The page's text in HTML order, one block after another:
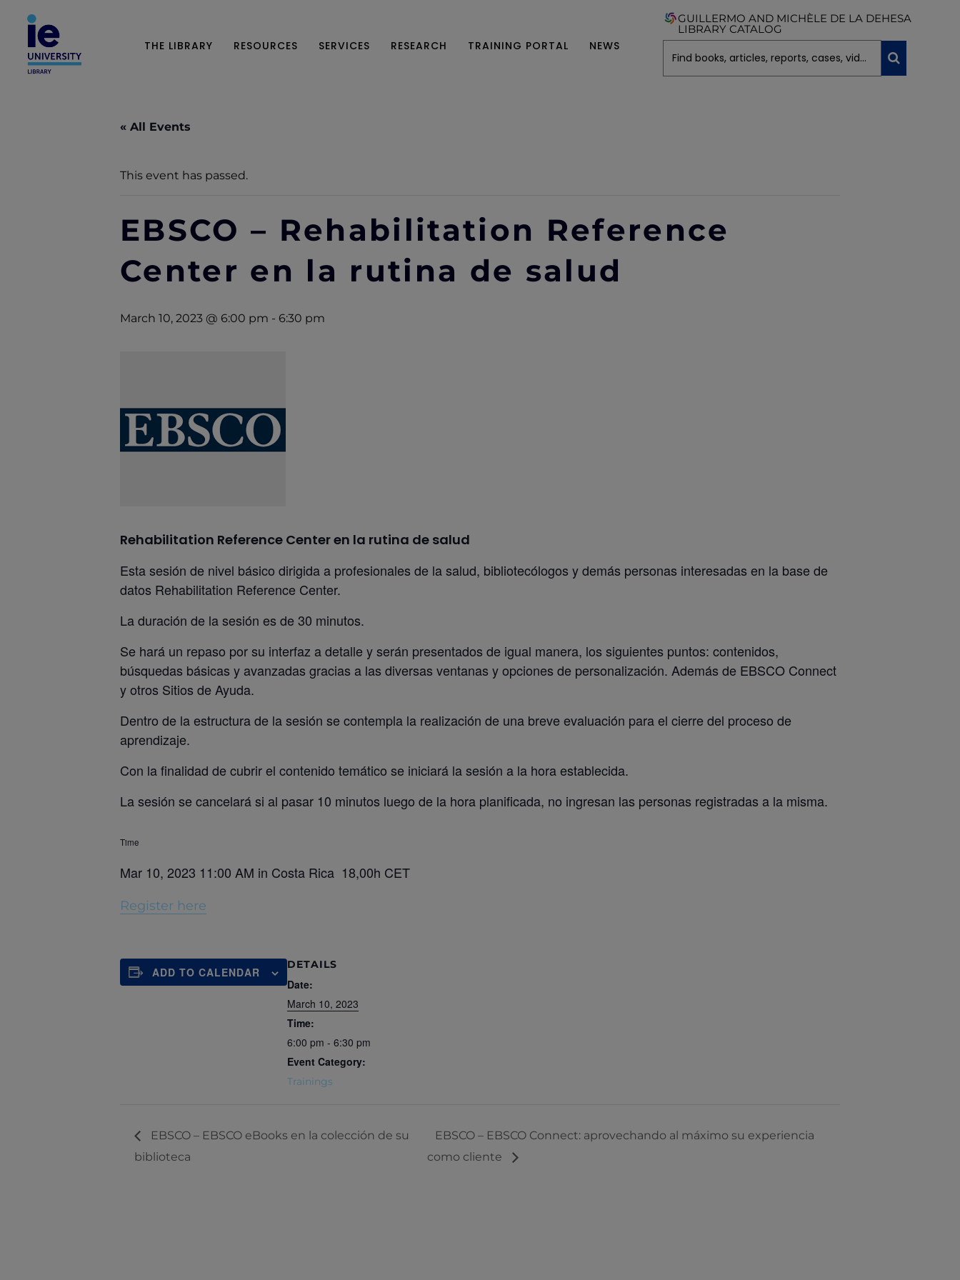
THE LIBRARY RESOURCES SERVICES RESEARCH TRAINING PORTAL NEWS
GUILLERMO AND MICHÈLE DE LA DEHESA
LIBRARY CATALOG
« All Events
This event has passed.
EBSCO – Rehabilitation Reference
Center en la rutina de salud
March 10, 2023 @ 6:00 pm - 6:30 pm
Rehabilitation Reference Center en la rutina de salud
Esta sesión de nivel básico dirigida a profesionales de la salud, bibliotecólogos y demás personas interesadas en la base de
datos Rehabilitation Reference Center.
La duración de la sesión es de 30 minutos.
Se hará un repaso por su interfaz a detalle y serán presentados de igual manera, los siguientes puntos: contenidos,
búsquedas básicas y avanzadas gracias a las diversas ventanas y opciones de personalización. Además de EBSCO Connect
y otros Sitios de Ayuda.
Dentro de la estructura de la sesión se contempla la realización de una breve evaluación para el cierre del proceso de
aprendizaje.
Con la finalidad de cubrir el contenido temático se iniciará la sesión a la hora establecida.
La sesión se cancelará si al pasar 10 minutos luego de la hora planificada, no ingresan las personas registradas a la misma.
Time
Mar 10, 2023 11:00 AM in Costa Rica 18,00h CET
Register here
ADD TO CALENDAR
DETAILS
Date:
March 10, 2023
Time:
6:00 pm - 6:30 pm
Event Category:
Trainings
EBSCO – EBSCO eBooks en la colección de su
biblioteca
EBSCO – EBSCO Connect: aprovechando al máximo su experiencia
como cliente